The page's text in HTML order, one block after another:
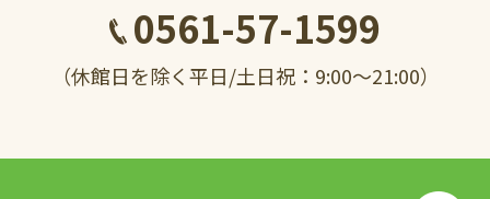
0561-57-1599
（休館日を除く平日/土日祝：9:00～21:00）